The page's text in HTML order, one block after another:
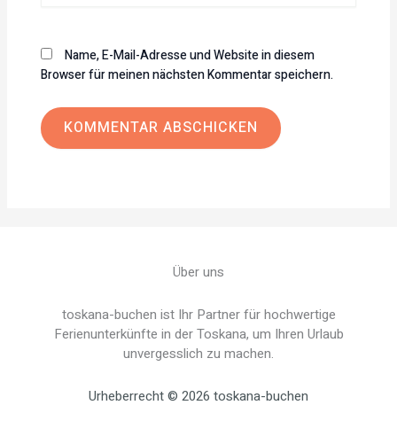
Name, E-Mail-Adresse und Website in diesem
Browser für meinen nächsten Kommentar speichern.
Über uns
toskana-buchen ist Ihr Partner für hochwertige
Ferienunterkünfte in der Toskana, um Ihren Urlaub
unvergesslich zu machen.
Urheberrecht © 2026 toskana-buchen